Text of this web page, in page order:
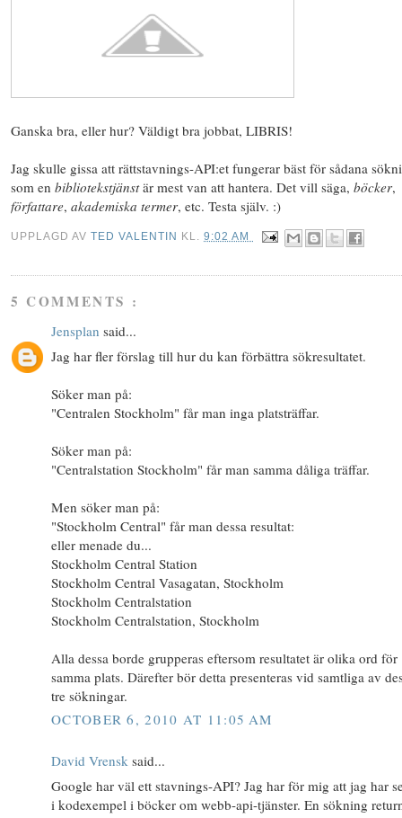
Ganska bra, eller hur? Väldigt bra jobbat, LIBRIS!
Jag skulle gissa att rättstavnings-API:et fungerar bäst för sådana
som en bibliotekstjänstär mest van att hantera. Det vill säga, böcker,
författare, akademiska termer, etc. Testa själv. :)
UPPLAGD AVTED VALENTIN KL.9:02 AM
5 COMMENTS :
Jensplan said...
Jag har fler förslag till hur du kan förbättra sökresultatet.
Söker man på:
"Centralen Stockholm" får man inga platsträffar.
Söker man på:
"Centralstation Stockholm" får man samma dåliga träffar.
Men söker man på:
"Stockholm Central" får man dessa resultat:
eller menade du...
Stockholm Central Station
Stockholm Central Vasagatan, Stockholm
Stockholm Centralstation
Stockholm Centralstation, Stockholm
Alla dessa borde grupperas eftersom resultatet är olika ord för
samma plats. Därefter bör detta presenteras vid samtliga av
tre sökningar.
OCTOBER 6, 2010 AT 11:05 AM
David Vrensk said...
Google har väl ett stavnings-API? Jag har för mig att jag har
i kodexempel i böcker om webb-api-tjänster. En sökning